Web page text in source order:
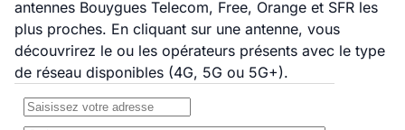
antennes Bouygues Telecom, Free, Orange et SFR les
plus proches. En cliquant sur une antenne, vous
découvrirez le ou les opérateurs présents avec le type
de réseau disponibles (4G, 5G ou 5G+).